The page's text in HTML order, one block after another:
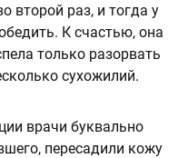
второй раз, и тогда у
К счастью, она
только разорвать
сухожилий.
врачи буквально
пересадили кожу